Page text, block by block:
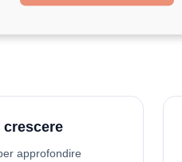
approfondire